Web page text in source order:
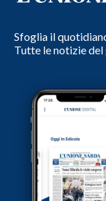
Sfoglia il
Tutte le notizie